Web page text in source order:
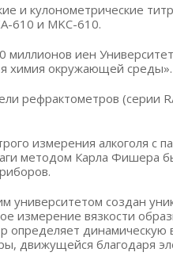
и кулонометрические
610 и MKC-610.
иен
химия окружающей среды».
рефрактометров (серии
измерения алкоголя с
методом Карла Фишера
университетом создан
измерение вязкости
динамическую
движущейся благодаря